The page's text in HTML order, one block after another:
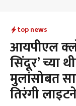
top news
आयपीएल
सिंदूर’ च्या
मुलांसोबत
तिरंगी